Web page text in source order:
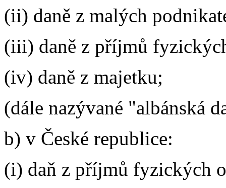
(ii) daně z malých
(iii) daně z příjmů
(iv) daně z majetku;
(dále nazývané "albánská
b) v České republice:
(i) daň z příjmů fyzických